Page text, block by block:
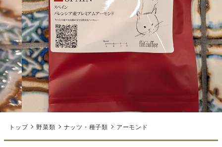
トップ 野菜類 ナッツ・種子類 アーモンド